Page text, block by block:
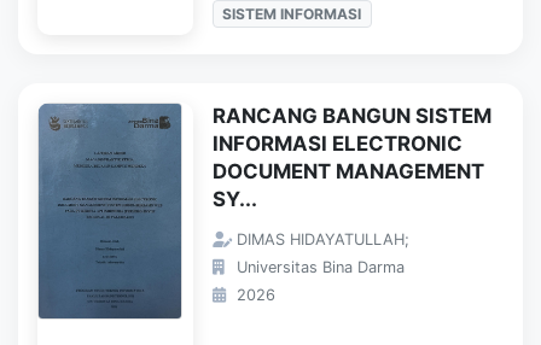
SISTEM INFORMASI
RANCANG BANGUN SISTEM
INFORMASI ELECTRONIC
DOCUMENT MANAGEMENT
SY...
DIMAS HIDAYATULLAH;
Universitas Bina Darma
2026